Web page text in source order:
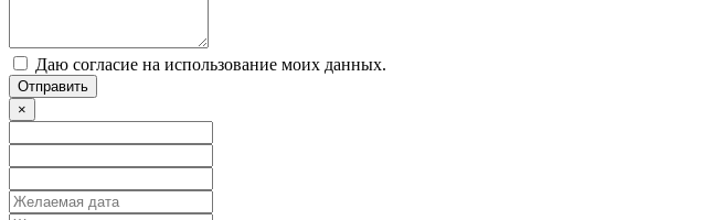
Даю согласие на использование моих данных.
Отправить
×